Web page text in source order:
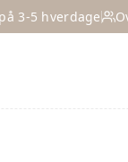
3-5 hverdage